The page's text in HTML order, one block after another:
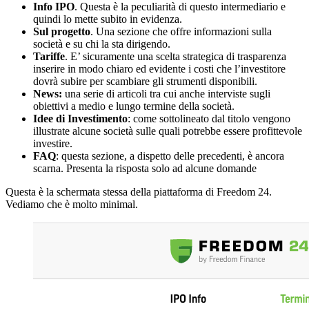
Info IPO. Questa è la peculiarità di questo intermediario e
quindi lo mette subito in evidenza.
Sul progetto. Una sezione che offre informazioni sulla
società e su chi la sta dirigendo.
Tariffe. E’ sicuramente una scelta strategica di trasparenza
inserire in modo chiaro ed evidente i costi che l’investitore
dovrà subire per scambiare gli strumenti disponibili.
News: una serie di articoli tra cui anche interviste sugli
obiettivi a medio e lungo termine della società.
Idee di Investimento: come sottolineato dal titolo vengono
illustrate alcune società sulle quali potrebbe essere profittevole
investire.
FAQ: questa sezione, a dispetto delle precedenti, è ancora
scarna. Presenta la risposta solo ad alcune domande
Questa è la schermata stessa della piattaforma di Freedom 24.
Vediamo che è molto minimal.